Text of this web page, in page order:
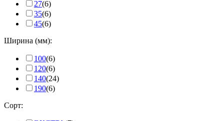
27(6)
35(6)
45(6)
Ширина (мм):
100(6)
120(6)
140(24)
190(6)
Сорт: